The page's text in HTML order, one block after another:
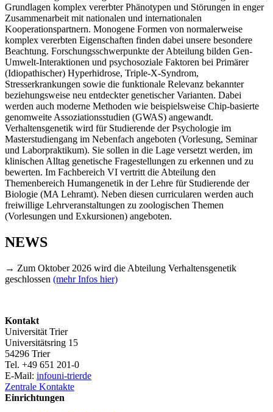
Grundlagen komplex vererbter Phänotypen und Störungen in enger
Zusammenarbeit mit nationalen und internationalen
Kooperationspartnern. Monogene Formen von normalerweise
komplex vererbten Eigenschaften finden dabei unsere besondere
Beachtung. Forschungsschwerpunkte der Abteilung bilden Gen-
Umwelt-Interaktionen und psychosoziale Faktoren bei Primärer
(Idiopathischer) Hyperhidrose, Triple-X-Syndrom,
Stresserkrankungen sowie die funktionale Relevanz bekannter
beziehungsweise neu entdeckter genetischer Varianten. Dabei
werden auch moderne Methoden wie beispielsweise Chip-basierte
genomweite Assoziationsstudien (GWAS) angewandt.
Verhaltensgenetik wird für Studierende der Psychologie im
Masterstudiengang im Nebenfach angeboten (Vorlesung, Seminar
und Laborpraktikum). Sie sollen in die Lage versetzt werden, im
klinischen Alltag genetische Fragestellungen zu erkennen und zu
bewerten. Im Fachbereich VI vertritt die Abteilung den
Themenbereich Humangenetik in der Lehre für Studierende der
Biologie (MA Lehramt). Neben diesen curricularen werden auch
freiwillige Lehrveranstaltungen zu zoologischen Themen
(Vorlesungen und Exkursionen) angeboten.
NEWS
→ Zum Oktober 2026 wird die Abteilung Verhaltensgenetik
geschlossen (mehr Infos hier)
Kontakt
Universität Trier
Universitätsring 15
54296 Trier
Tel. +49 651 201-0
E-Mail: infouni-trierde
Zentrale Kontakte
Einrichtungen